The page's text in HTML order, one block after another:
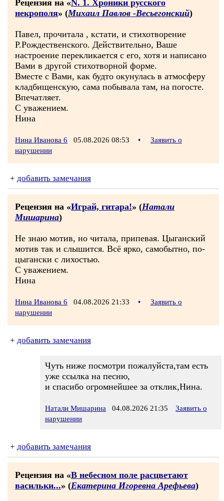
Рецензия на «N. 1. Хроники русского
некрополя» (Михаил Павлов -Весьегонский)
Павел, прочитала , кстати, и стихотворение
Р.Рождественского. Действительно, Ваше
настроение перекликается с его, хотя и написано
Вами в другой стихотворной форме.
Вместе с Вами, как будто окунулась в атмосферу
кладбищенскую, сама побывала там, на погосте.
Впечатляет.
С уважением.
Нина
Нина Иванова 6 05.08.2026 08:53 •
Заявить о
нарушении
+ добавить замечания
Рецензия на «Играй, гитара!» (Натали
Мишарина)
Не знаю мотив, но читала, припевая. Цыганский
мотив так и слышится. Всё ярко, самобытно, по-
цыгански с лихостью.
С уважением.
Нина
Нина Иванова 6 04.08.2026 21:33 •
Заявить о
нарушении
+ добавить замечания
Чуть ниже посмотри пожалуйста,там есть
уже ссылка на песню,
и спасибо огромнейшее за отклик,Нина.
Натали Мишарина 04.08.2026 21:35
Заявить о
нарушении
+ добавить замечания
Рецензия на «В небесном поле расцветают
васильки...» (Екатерина Игоревна Арефьева)